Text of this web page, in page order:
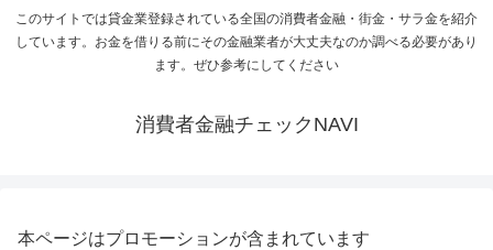
このサイトでは貸金業登録されている全国の消費者金融・街金・サラ金を紹介
しています。お金を借りる前にその金融業者が大丈夫なのか調べる必要があり
ます。ぜひ参考にしてください
消費者金融チェックNAVI
本ページはプロモーションが含まれています